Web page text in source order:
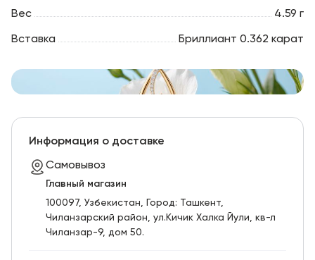
Вес 4.59 г
Вставка Бриллиант 0.362 карат
Информация о доставке
Самовывоз
Главный магазин
100097, Узбекистан, Город: Ташкент,
Чиланзарский pайон, ул.Кичик Халка Йули, кв-л
Чиланзар-9, дом 50.